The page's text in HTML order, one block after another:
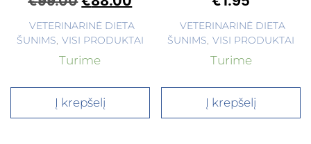
VETERINARINĖ DIETA
ŠUNIMS VISI PRODUKTAI
Turime
Į krepšelį
VETERINARINĖ DIETA
ŠUNIMS VISI PRODUKTAI
Turime
Į krepšelį